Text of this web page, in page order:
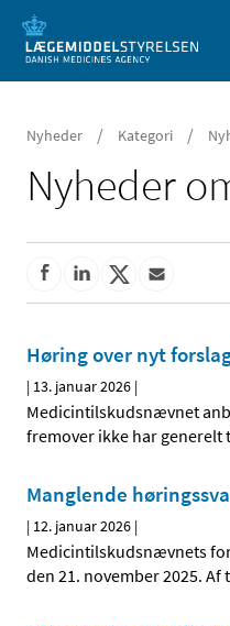
Mobil visning
Nyheder / Kategori /
Nyheder
Høring over nyt
| 13. januar 2026 |
Medicintilskudsnævnet
fremover ikke har generelt
Manglende
| 12. januar 2026 |
Medicintilskudsnævnets
den 21. november 2025.